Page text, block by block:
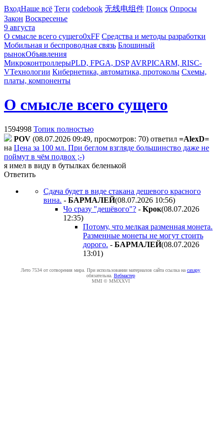
ВходНаше всё Теги codebook 无线电组件 Поиск Опросы
Закон Воскресенье
9 августа
О смысле всего сущего0xFF Средства и методы разработки
Мобильная и беспроводная связь Блошиный
рынокОбъявления
МикроконтроллерыPLD, FPGA, DSP AVRPICARM, RISC-
VТехнологии Кибернетика, автоматика, протоколы Схемы,
платы, компоненты
О смысле всего сущего
1594998 Топик полностью
POV (08.07.2026 09:49, просмотров: 70) ответил =AlexD=
на Цена за 100 мл. При беглом взгляде большинство даже не
поймут в чём подвох ;-)
я имел в виду в бутылках беленькой
Ответить
Сдача будет в виде стакана дешевого красного
вина. - БAPMAЛEЙ(08.07.2026 10:56)
Чо сразу "дешёвого"? - Kpoк(08.07.2026
12:35)
Потому, что мелкая разменная монета.
Разменные монеты не могут стоить
дорого. - БAPMAЛEЙ(08.07.2026
13:01)
Лето 7534 от сотворения мира. При использовании материалов сайта ссылка на caxapу
обязательна. Вебмастер
MMI © MMXXVI